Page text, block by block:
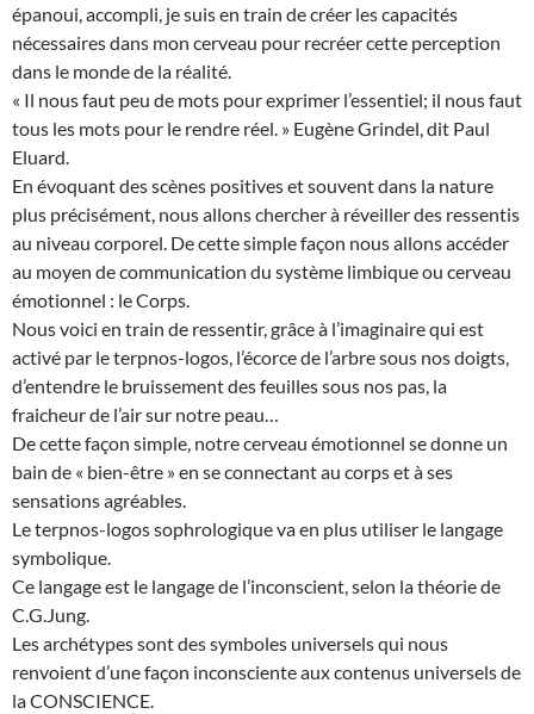
épanoui, accompli, je suis en train de créer les capacités
nécessaires dans mon cerveau pour recréer cette perception
dans le monde de la réalité.
« Il nous faut peu de mots pour exprimer l’essentiel; il nous faut
tous les mots pour le rendre réel. » Eugène Grindel, dit Paul
Eluard.
En évoquant des scènes positives et souvent dans la nature
plus précisément, nous allons chercher à réveiller des ressentis
au niveau corporel. De cette simple façon nous allons accéder
au moyen de communication du système limbique ou cerveau
émotionnel : le Corps.
Nous voici en train de ressentir, grâce à l’imaginaire qui est
activé par le terpnos-logos, l’écorce de l’arbre sous nos doigts,
d’entendre le bruissement des feuilles sous nos pas, la
fraicheur de l’air sur notre peau…
De cette façon simple, notre cerveau émotionnel se donne un
bain de « bien-être » en se connectant au corps et à ses
sensations agréables.
Le terpnos-logos sophrologique va en plus utiliser le langage
symbolique.
Ce langage est le langage de l’inconscient, selon la théorie de
C.G.Jung.
Les archétypes sont des symboles universels qui nous
renvoient d’une façon inconsciente aux contenus universels de
la CONSCIENCE.